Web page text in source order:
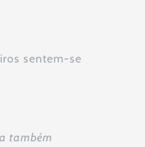
sentem-se
também